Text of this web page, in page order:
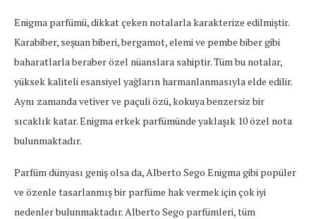
Enigma parfümü, dikkat çeken notalarla karakterize edilmiştir.
Karabiber, seşuan biberi, bergamot, elemi ve pembe biber gibi
baharatlarla beraber özel nüanslara sahiptir. Tüm bu notalar,
yüksek kaliteli esansiyel yağların harmanlanmasıyla elde edilir.
Aynı zamanda vetiver ve paçuli özü, kokuya benzersiz bir
sıcaklık katar. Enigma erkek parfümünde yaklaşık 10 özel nota
bulunmaktadır.
Parfüm dünyası geniş olsa da, Alberto Sego Enigma gibi popüler
ve özenle tasarlanmış bir parfüme hak vermek için çok iyi
nedenler bulunmaktadır. Alberto Sego parfümleri, tüm